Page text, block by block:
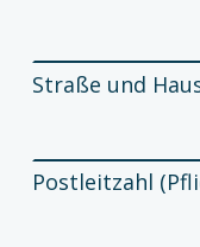
Straße und
Postleitzahl